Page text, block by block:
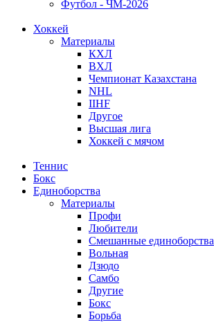
Футбол - ЧМ-2026
Хоккей
Материалы
КХЛ
ВХЛ
Чемпионат Казахстана
NHL
IIHF
Другое
Высшая лига
Хоккей с мячом
Теннис
Бокс
Единоборства
Материалы
Профи
Любители
Смешанные единоборства
Вольная
Дзюдо
Самбо
Другие
Бокс
Борьба